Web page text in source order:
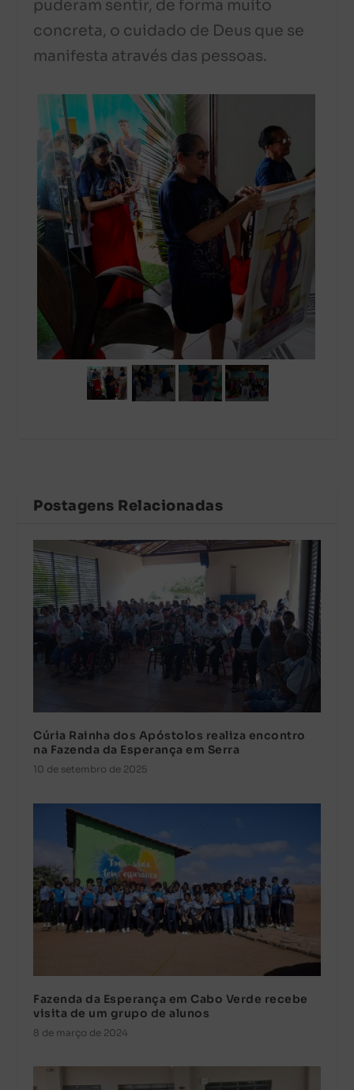
puderam sentir, de forma muito
concreta, o cuidado de Deus que se
manifesta através das pessoas.
Postagens Relacionadas
Cúria Rainha dos Apóstolos realiza encontro
na Fazenda da Esperança em Serra
10 de setembro de 2025
Fazenda da Esperança em Cabo Verde recebe
visita de um grupo de alunos
8 de março de 2024